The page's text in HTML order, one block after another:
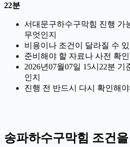
22분
서대문구하수구막힘 진행 가
무엇인지
비용이나 조건이 달라질 수
준비해야 할 자료나 사전 확
2026년07월07일 15시22분
인지
진행 전 반드시 다시 확인해
송파하수구막힘 조건